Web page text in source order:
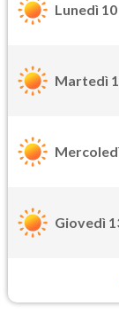
Lunedì 10
Martedì
Giovedì